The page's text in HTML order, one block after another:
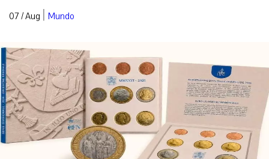
07 / Aug | Mundo